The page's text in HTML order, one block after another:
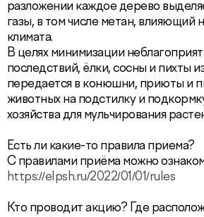
разложении каждое дерево
газы, в том числе метан, влияющий
климата.
В целях минимизации
последствий, ёлки, сосны и пихты
передается в конюшни, приюты и
животных на подстилку и
хозяйства для мульчирования
Есть ли какие-то правила приема?
С правилами приёма можно
https://elpsh.ru/2022/01/01/rules
Кто проводит акцию? Где